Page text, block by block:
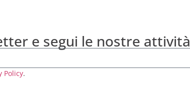
e segui le nostre attività
Policy.